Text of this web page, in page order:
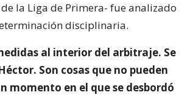
la Liga de Primera- fue analizado
disciplinaria.
al interior del arbitraje. Se
Son cosas que no pueden
momento en el que se desbordó